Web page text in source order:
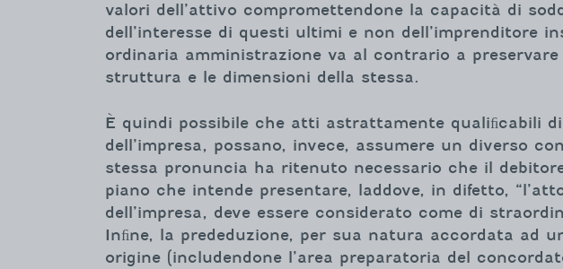
valori dell’attivo compromettendone la capacità di
dell’interesse di questi ultimi e non dell’imprenditore
ordinaria amministrazione va al contrario a
struttura e le dimensioni della stessa.
È quindi possibile che atti astrattamente qualiﬁcabili
dell’impresa, possano, invece, assumere un diverso
stessa pronuncia ha ritenuto necessario che il
piano che intende presentare, laddove, in difetto,
dell’impresa, deve essere considerato come di
Inﬁne, la prededuzione, per sua natura accordata
origine (includendone l’area preparatoria del